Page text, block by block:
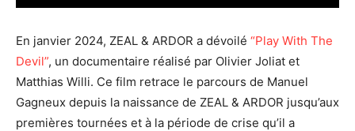
En janvier 2024, ZEAL & ARDOR a dévoilé “Play With The
Devil”, un documentaire réalisé par Olivier Joliat et
Matthias Willi. Ce film retrace le parcours de Manuel
Gagneux depuis la naissance de ZEAL & ARDOR jusqu’aux
premières tournées et à la période de crise qu’il a